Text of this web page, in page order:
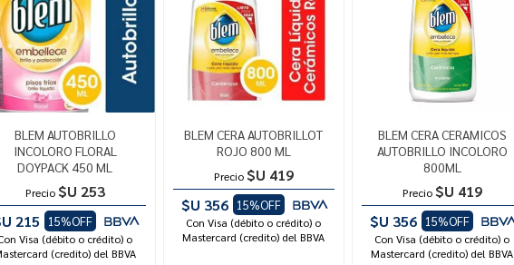
BLEM AUTOBRILLO
INCOLORO FLORAL
DOYPACK 450 ML
Precio $U 253
215
15%OFF
Visa (débito o crédito) o
(credito) del BBVA
BLEM CERA AUTOBRILLOT
ROJO 800 ML
Precio $U 419
$U 356
15%OFF
Con Visa (débito o crédito) o
Mastercard (credito) del BBVA
BLEM CERA CERAMICOS
AUTOBRILLO INCOLORO
800ML
Precio $U 419
$U 356
15%OFF
Con Visa (débito o crédito) o
Mastercard (credito) del BBVA